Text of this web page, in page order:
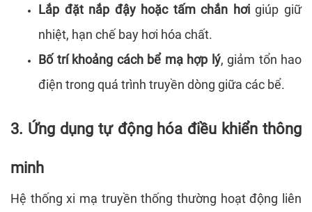
Lắp đặt nắp đậy hoặc tấm chắn hơigiúp giữ
nhiệt, hạn chế bay hơi hóa chất.
Bố trí khoảng cách bể mạ hợp lý, giảm tổn hao
điện trong quá trình truyền dòng giữa các bể.
3. Ứng dụng tự động hóa điều khiển thông
minh
Hệ thống xi mạ truyền thống thường hoạt động liên